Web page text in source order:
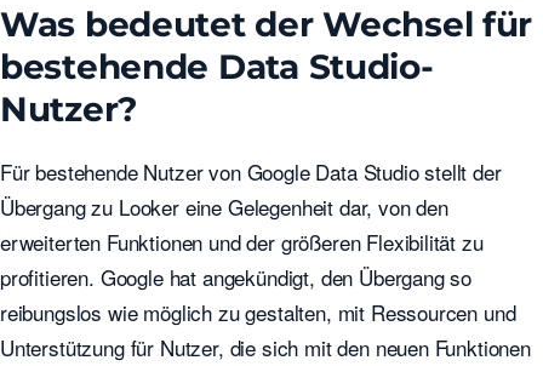
Was bedeutet der Wechsel für
bestehende Data Studio-
Nutzer?
Für bestehende Nutzer von Google Data Studio stellt der
Übergang zu Looker eine Gelegenheit dar, von den
erweiterten Funktionen und der größeren Flexibilität zu
profitieren. Google hat angekündigt, den Übergang so
reibungslos wie möglich zu gestalten, mit Ressourcen und
Unterstützung für Nutzer, die sich mit den neuen Funktionen